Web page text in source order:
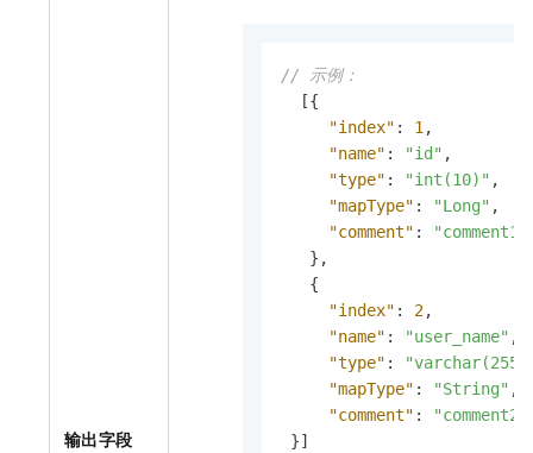
输出字段
// 示例：
[{
"index" : 1 ,
"name" : "id" ,
"type" : "int(10)" ,
"mapType" : "Long" ,
"comment" :
"comment1"
} ,
{
"index" : 2,
"name" : "user_name" ,
"type" :
"mapType" : "String" ,
"comment" :
"comment2"
}]